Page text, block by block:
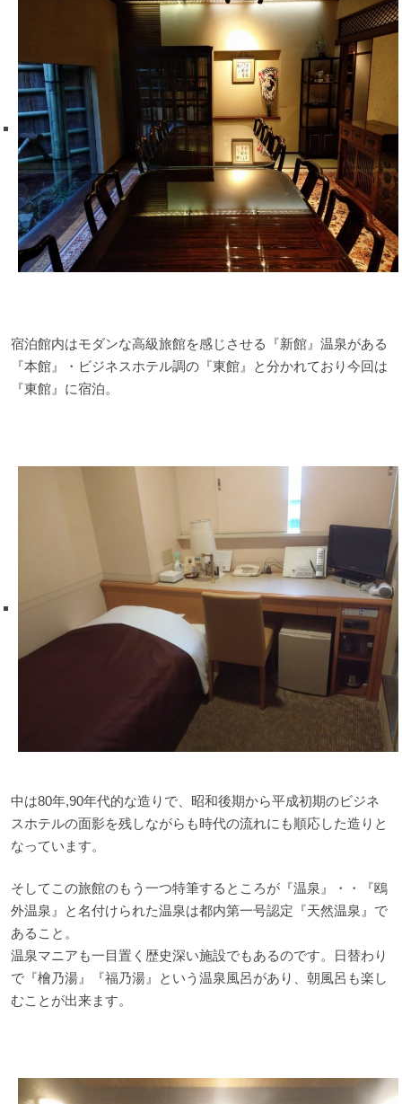
宿泊館内はモダンな高級旅館を感じさせる『新館』温泉がある
『本館』・ビジネスホテル調の『東館』と分かれており今回は
『東館』に宿泊。
中は80年,90年代的な造りで、昭和後期から平成初期のビジネ
スホテルの面影を残しながらも時代の流れにも順応した造りと
なっています。
そしてこの旅館のもう一つ特筆するところが『温泉』・・『鴎
外温泉』と名付けられた温泉は都内第一号認定『天然温泉』で
あること。
温泉マニアも一目置く歴史深い施設でもあるのです。日替わり
で『檜乃湯』『福乃湯』という温泉風呂があり、朝風呂も楽し
むことが出来ます。